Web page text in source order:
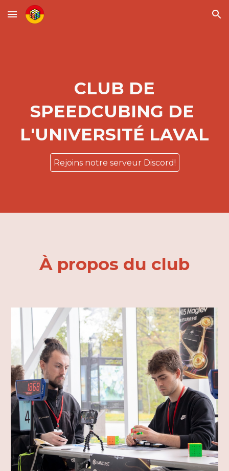
Skip to main content Skip to navigation
CLUB DE
SPEEDCUBING DE
L'UNIVERSITÉ LAVAL
Rejoins notre serveur Discord!
À propos du club